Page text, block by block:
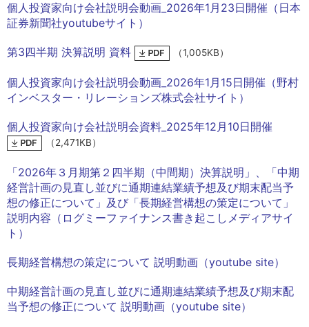
個人投資家向け会社説明会動画_2026年1月23日開催（日本
証券新聞社youtubeサイト）
第3四半期 決算説明 資料 （1,005KB）
個人投資家向け会社説明会動画_2026年1月15日開催（野村
インベスター・リレーションズ株式会社サイト）
個人投資家向け会社説明会資料_2025年12月10日開催
（2,471KB）
「2026年３月期第２四半期（中間期）決算説明」、「中期
経営計画の見直し並びに通期連結業績予想及び期末配当予
想の修正について」及び「長期経営構想の策定について」
説明内容（ログミーファイナンス書き起こしメディアサイ
ト）
長期経営構想の策定について 説明動画（youtube site）
中期経営計画の見直し並びに通期連結業績予想及び期末配
当予想の修正について 説明動画（youtube site）